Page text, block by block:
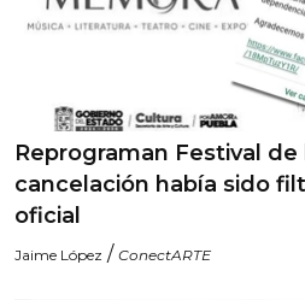
Reprograman Festival de
cancelación había sido
oficial
Jaime López / ConectARTE